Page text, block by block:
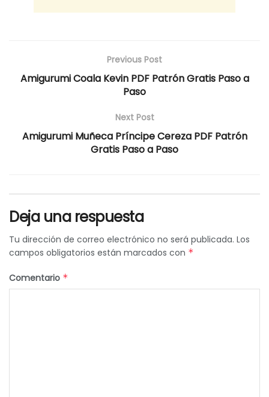
Previous Post
Amigurumi Coala Kevin PDF Patrón Gratis Paso a
Paso
Next Post
Amigurumi Muñeca Príncipe Cereza PDF Patrón
Gratis Paso a Paso
Deja una respuesta
Tu dirección de correo electrónico no será publicada. Los
campos obligatorios están marcados con *
Comentario *